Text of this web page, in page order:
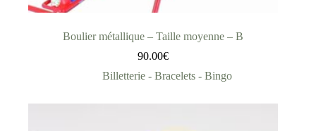
Boulier métallique – Taille moyenne – B
90.00€
Billetterie - Bracelets - Bingo